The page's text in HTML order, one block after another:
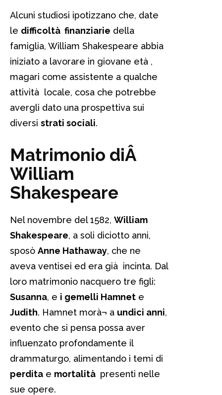
Alcuni studiosi ipotizzano che, date
le difficoltà finanziarie della
famiglia, William Shakespeare abbia
iniziato a lavorare in giovane età ,
magari come assistente a qualche
attività locale, cosa che potrebbe
avergli dato una prospettiva sui
diversi strati sociali.
Matrimonio diÂ
William
Shakespeare
Nel novembre del 1582, William
Shakespeare, a soli diciotto anni,
sposò Anne Hathaway, che ne
aveva ventisei ed era già incinta. Dal
loro matrimonio nacquero tre figli:
Susanna, e i gemelli Hamnet e
Judith. Hamnet morà¬ a undici anni,
evento che si pensa possa aver
influenzato profondamente il
drammaturgo, alimentando i temi di
perdita e mortalità presenti nelle
sue opere.